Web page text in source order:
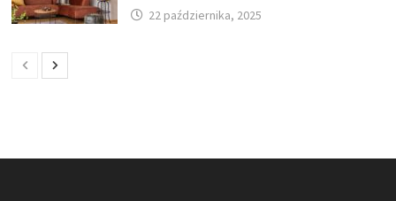
22 października, 2025